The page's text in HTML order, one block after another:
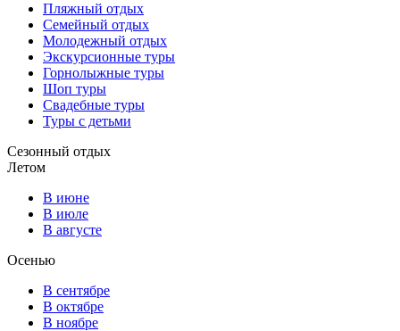
Пляжный отдых
Семейный отдых
Молодежный отдых
Экскурсионные туры
Горнолыжные туры
Шоп туры
Свадебные туры
Туры с детьми
Сезонный отдых
Летом
В июне
В июле
В августе
Осенью
В сентябре
В октябре
В ноябре